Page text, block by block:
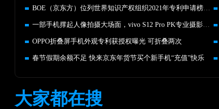
BOE（京东方）位列世界知识产权组织2021年专利申请榜全球第七
一部手机撑起人像拍摄大场面，vivo S12 Pro PK专业摄影团队
OPPO折叠屏手机外观专利获授权曝光 可折叠两次
春节假期余额不足 快来京东年货节买个新手机“充值”快乐
大家都在搜